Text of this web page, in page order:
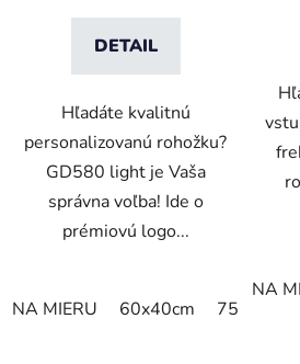
DETAIL
Hľadáte kvalitnú
personalizovanú rohožku?
GD580 light je Vaša
správna voľba! Ide o
prémiovú logo...
NA MIERU 60x40cm 75x60cm
NA